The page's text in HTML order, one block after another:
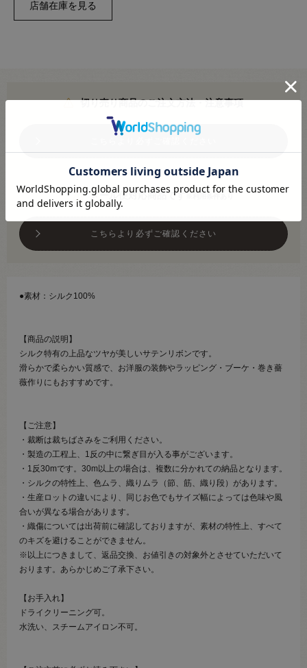
切り売り商品のご注文方法・注意事項
メール便対応商品です
こちらより必ずご確認ください
●素材：シルク100%
【商品の説明】
シルク特有の上品なツヤが美しいサテンリボンです。
滑らかで柔らかい質感で、お洋服の装飾やラッピング・ブーケ・巻き薔
薇作りにもおすすめです。
【ご注意】
・裁断は裁ちばさみをご利用ください。
・製造の工程上、1反の中に繋ぎ目が入る事がございます。
・1反30mです。30m以上の場合は、複数に分かれての納品となります。
・シルクの特性上、色ムラ、織りムラ（節、筋、織り段）があります。
・生産ロットの違いにより、同じお色でもサイズ幅によっては色味や風
合いが異なる場合があります。
・織傷については出荷前に確認しておりますが、素材の特性上、すべて
のキズを避けることができません。
※以上につきまして、返品交換、お値引きの対象外とさせていただいて
おります。あらかじめご了承下さい。
【お手入れ】
ドライクリーニング可。
水洗い、スチームアイロン不可。